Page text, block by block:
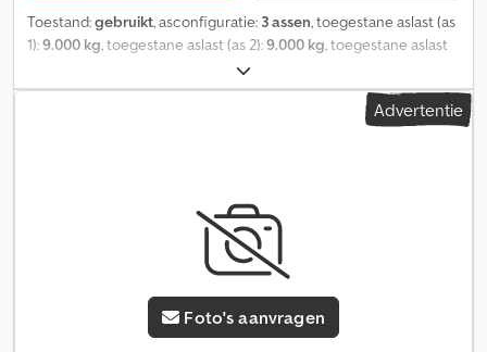
Toestand:gebruikt, asconfiguratie: 3 assen, toegestane aslast (as
1):9.000 kg, toegestane aslast (as 2):9.000 kg, toegestane aslast
, eerste registratie:
bandenmaten:385/65R22.5, wielbasis:9.110 mm, kleur:grijs,
, = Overige opties en accessoires =
Remmen: schijfremmen Vering: luchtvering Achteras 1: liftas; Max.
aslast: 9.000 kg; Profiel band links: 50%; Profiel band rechts: 50%
Achteras 2: Max. aslast: 9.000 kg; Profiel band links: 60%; Profiel
band rechts: 60% Achteras 3: Max. aslast: 9.000 kg; Profiel band
links: 50%; Profiel band rechts: 50% Gewichten Leeggewicht:
7.690 kg Laadvermogen: 34.310 kg GVW: 42.000 kg Onderhoud
APK (Algemene Periodieke Keuring): gekeurd tot 10.2026
Advertentie
Foto's aanvragen